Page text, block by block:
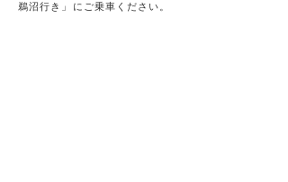
鵜沼行き」にご乗車ください。